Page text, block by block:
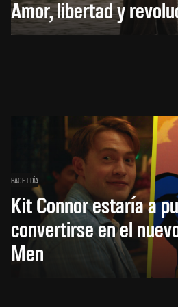
Amor, libertad y
HACE 1 DÍA
Kit Connor estaría a
convertirse en el
Men